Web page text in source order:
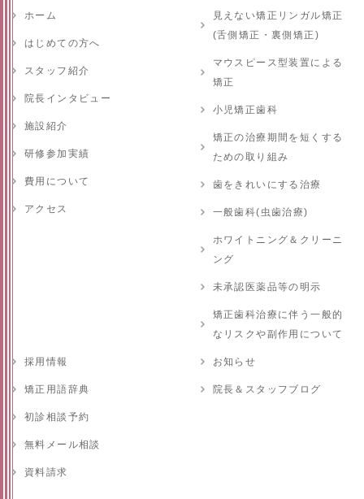
ホーム
はじめての方へ
スタッフ紹介
院長インタビュー
施設紹介
研修参加実績
費用について
アクセス
見えない矯正リンガル矯正
(舌側矯正・裏側矯正)
マウスピース型装置による
矯正
小児矯正歯科
矯正の治療期間を短くする
ための取り組み
歯をきれいにする治療
一般歯科(虫歯治療)
ホワイトニング＆クリーニ
ング
未承認医薬品等の明示
矯正歯科治療に伴う一般的
なリスクや副作用について
採用情報
矯正用語辞典
初診相談予約
無料メール相談
資料請求
お知らせ
院長＆スタッフブログ